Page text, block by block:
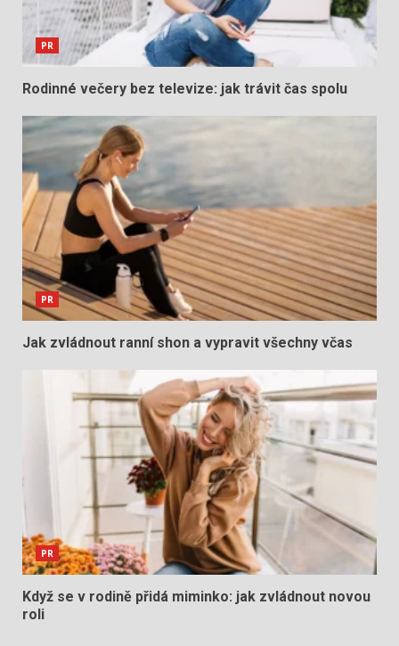
PR
Rodinné večery bez televize: jak trávit čas spolu
PR
Jak zvládnout ranní shon a vypravit všechny včas
PR
Když se v rodině přidá miminko: jak zvládnout novou
roli